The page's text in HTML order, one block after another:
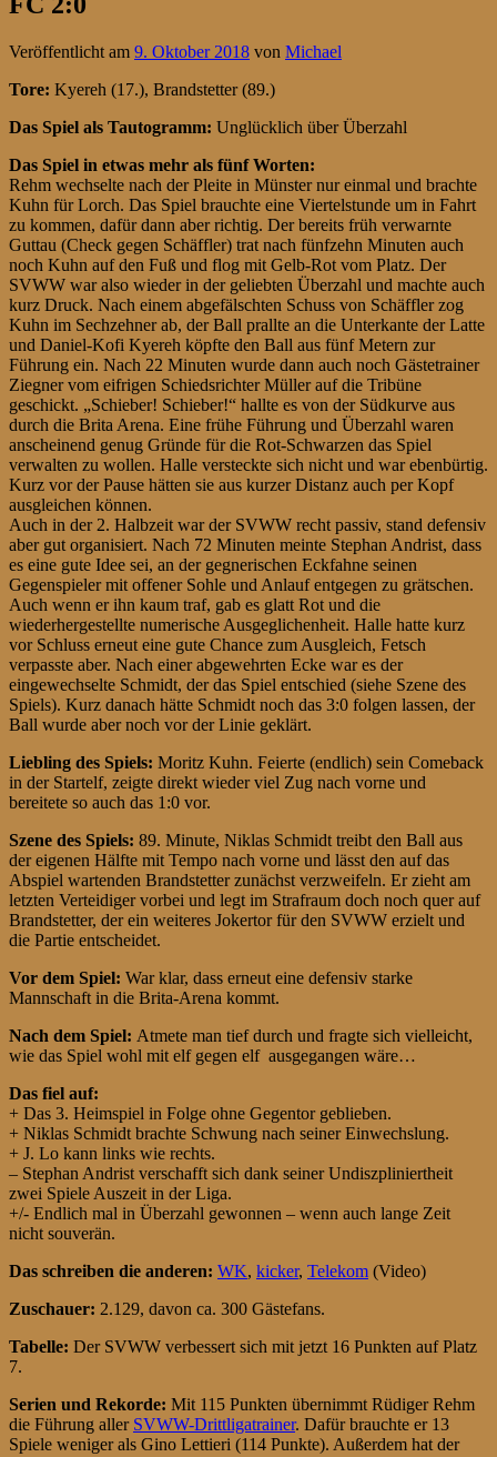
Veröffentlicht am 9. Oktober 2018 von Michael
Tore: Kyereh (17.), Brandstetter (89.)
Das Spiel als Tautogramm: Unglücklich über Überzahl
Das Spiel in etwas mehr als fünf Worten:
Rehm wechselte nach der Pleite in Münster nur einmal und brachte
Kuhn für Lorch. Das Spiel brauchte eine Viertelstunde um in Fahrt
zu kommen, dafür dann aber richtig. Der bereits früh verwarnte
Guttau (Check gegen Schäffler) trat nach fünfzehn Minuten auch
noch Kuhn auf den Fuß und flog mit Gelb-Rot vom Platz. Der
SVWW war also wieder in der geliebten Überzahl und machte auch
kurz Druck. Nach einem abgefälschten Schuss von Schäffler zog
Kuhn im Sechzehner ab, der Ball prallte an die Unterkante der Latte
und Daniel-Kofi Kyereh köpfte den Ball aus fünf Metern zur
Führung ein. Nach 22 Minuten wurde dann auch noch Gästetrainer
Ziegner vom eifrigen Schiedsrichter Müller auf die Tribüne
geschickt. „Schieber! Schieber!“ hallte es von der Südkurve aus
durch die Brita Arena. Eine frühe Führung und Überzahl waren
anscheinend genug Gründe für die Rot-Schwarzen das Spiel
verwalten zu wollen. Halle versteckte sich nicht und war ebenbürtig.
Kurz vor der Pause hätten sie aus kurzer Distanz auch per Kopf
ausgleichen können.
Auch in der 2. Halbzeit war der SVWW recht passiv, stand defensiv
aber gut organisiert. Nach 72 Minuten meinte Stephan Andrist, dass
es eine gute Idee sei, an der gegnerischen Eckfahne seinen
Gegenspieler mit offener Sohle und Anlauf entgegen zu grätschen.
Auch wenn er ihn kaum traf, gab es glatt Rot und die
wiederhergestellte numerische Ausgeglichenheit. Halle hatte kurz
vor Schluss erneut eine gute Chance zum Ausgleich, Fetsch
verpasste aber. Nach einer abgewehrten Ecke war es der
eingewechselte Schmidt, der das Spiel entschied (siehe Szene des
Spiels). Kurz danach hätte Schmidt noch das 3:0 folgen lassen, der
Ball wurde aber noch vor der Linie geklärt.
Liebling des Spiels: Moritz Kuhn. Feierte (endlich) sein Comeback
in der Startelf, zeigte direkt wieder viel Zug nach vorne und
bereitete so auch das 1:0 vor.
Szene des Spiels: 89. Minute, Niklas Schmidt treibt den Ball aus
der eigenen Hälfte mit Tempo nach vorne und lässt den auf das
Abspiel wartenden Brandstetter zunächst verzweifeln. Er zieht am
letzten Verteidiger vorbei und legt im Strafraum doch noch quer auf
Brandstetter, der ein weiteres Jokertor für den SVWW erzielt und
die Partie entscheidet.
Vor dem Spiel: War klar, dass erneut eine defensiv starke
Mannschaft in die Brita-Arena kommt.
Nach dem Spiel: Atmete man tief durch und fragte sich vielleicht,
wie das Spiel wohl mit elf gegen elf ausgegangen wäre…
Das fiel auf:
+ Das 3. Heimspiel in Folge ohne Gegentor geblieben.
+ Niklas Schmidt brachte Schwung nach seiner Einwechslung.
+ J. Lo kann links wie rechts.
– Stephan Andrist verschafft sich dank seiner Undiszpliniertheit
zwei Spiele Auszeit in der Liga.
+/- Endlich mal in Überzahl gewonnen – wenn auch lange Zeit
nicht souverän.
Das schreiben die anderen: WK, kicker, Telekom (Video)
Zuschauer: 2.129, davon ca. 300 Gästefans.
Tabelle: Der SVWW verbessert sich mit jetzt 16 Punkten auf Platz
7.
Serien und Rekorde: Mit 115 Punkten übernimmt Rüdiger Rehm
die Führung aller SVWW-Drittligatrainer. Dafür brauchte er 13
Spiele weniger als Gino Lettieri (114 Punkte). Außerdem hat der